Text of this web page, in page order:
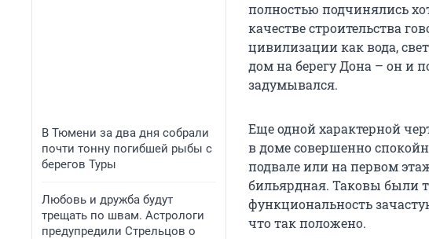
В Тюмени за два дня собрали
почти тонну погибшей рыбы с
берегов Туры
Любовь и дружба будут
трещать по швам. Астрологи
предупредили Стрельцов о
полностью подчинялись
качестве строительства
цивилизации как вода,
дом на берегу Дона – он и
задумывался.
Еще одной характерной
в доме совершенно
подвале или на первом
бильярдная. Таковы были
функциональность
что так положено.